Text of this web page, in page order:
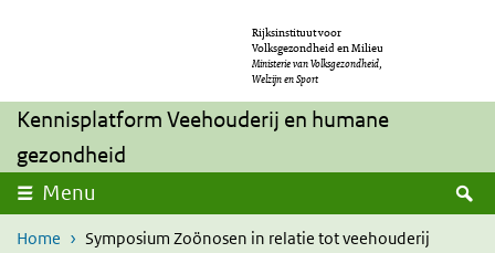
Rijksinstituut voor
Volksgezondheid en Milieu
Ministerie van Volksgezondheid,
Welzijn en Sport
Kennisplatform Veehouderij en humane
gezondheid
Menu
Home Symposium Zoönosen in relatie tot veehouderij